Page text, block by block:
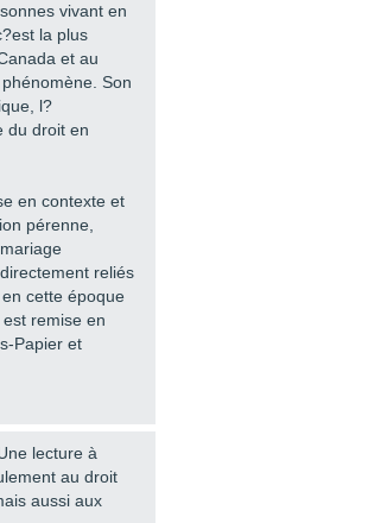
vivant en
la plus
et au
Son
l?
du droit en
en contexte et
pérenne,
reliés
cette époque
remise en
Papier et
lecture à
au droit
aussi aux